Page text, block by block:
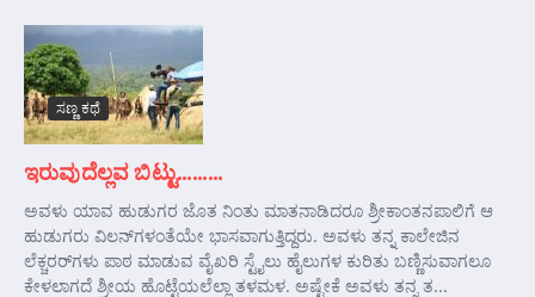
ಸಣ್ಣ ಕಥೆ
ಇರುವುದೆಲ್ಲವ ಬಿಟ್ಟು………
ಅವಳು ಯಾವ ಹುಡುಗರ ಜೊತ ನಿಂತು ಮಾತನಾಡಿದರೂ ಶ್ರೀಕಾಂತನಪಾಲಿಗೆ ಆ
ಹುಡುಗರು ವಿಲನ್‌ಗಳಂತೆಯೇ ಭಾಸವಾಗುತ್ತಿದ್ದರು. ಅವಳು ತನ್ನ ಕಾಲೇಜಿನ
ಲೆಕ್ಚರರ್‌ಗಳು ಪಾಠ ಮಾಡುವ ವೈಖರಿ ಸ್ಟೈಲು ಹೈಲುಗಳ ಕುರಿತು ಬಣ್ಣಿಸುವಾಗಲೂ
ಕೇಳಲಾಗದೆ ಶ್ರೀಯ ಹೊಟ್ಟೆಯಲೆಲ್ಲಾ ತಳಮಳ. ಅಷ್ಟೇಕೆ ಅವಳು ತನ್ನ ತ...